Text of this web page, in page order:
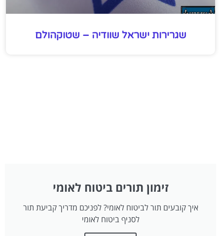
שגרירות ישראל שוודיה – שטוקהולם
זימון תורים ביטוח לאומי
איך קובעים תור לביטוח לאומי? לפניכם מדריך קביעת תור
לסניף ביטוח לאומי